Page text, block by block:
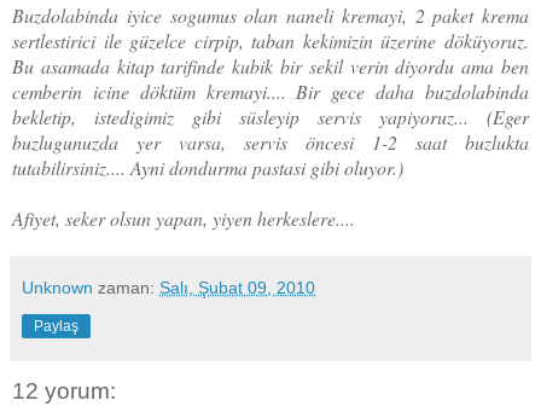
Buzdolabinda iyice sogumus olan naneli kremayi, 2 paket krema
sertlestirici ile güzelce cirpip, taban kekimizin üzerine döküyoruz.
Bu asamada kitap tarifinde kubik bir sekil verin diyordu ama ben
cemberin icine döktüm kremayi.... Bir gece daha buzdolabinda
bekletip, istedigimiz gibi süsleyip servis yapiyoruz... (Eger
buzlugunuzda yer varsa, servis öncesi 1-2 saat buzlukta
tutabilirsiniz.... Ayni dondurma pastasi gibi oluyor.)
Afiyet, seker olsun yapan, yiyen herkeslere....
Unknown zaman: Salı, Şubat 09, 2010
Paylaş
12 yorum: